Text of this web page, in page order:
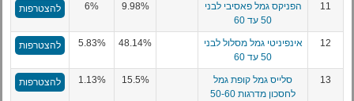
11
הפניקס גמל פאסיבי לבני
50 עד 60
9.98%
6% להצטרפות
12
אינפיניטי גמל מסלול לבני
50 עד 60
48.14%
5.83% להצטרפות
13
סלייס גמל קופת גמל
לחסכון מדרגות 50-60
15.5%
1.13% להצטרפות